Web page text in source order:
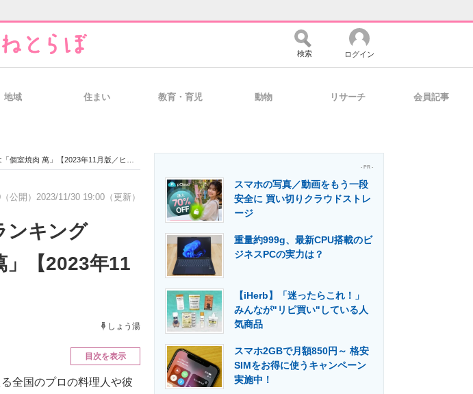
経営リーダーのコミュニティ マーケ×ITの今がよく分かる
術・比較・事例 製造業のIT導入・活用を支援
エネルギーの専門メディア 建設×テクノロジーの最前線
検索 ログイン
地域 住まい 教育・育児 動物 リサーチ 会員記事
焼肉 萬」【2023年11月版／ヒトサラ】
公開） 2023/11/30 19:00（更新）
ンキング
【2023年11
しょう湯
目次を表示
全国のプロの料理人や彼
- PR -
スマホの写真／動画をもう一段
安全に 買い切りクラウドストレ
ージ
重量約999g、最新CPU搭載のビ
ジネスPCの実力は？
【iHerb】「迷ったらこれ！」
みんなが"リピ買い"している人
気商品
スマホ2GBで月額850円～ 格安
SIMをお得に使うキャンペーン
実施中！